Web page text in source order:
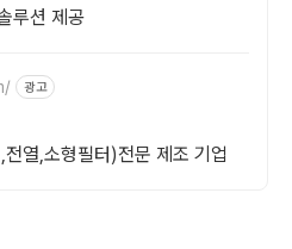
루션 제공
광고
열,소형필터)전문 제조 기업